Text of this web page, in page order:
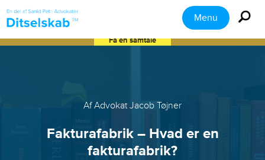
Menu
Af Advokat Jacob Tøjner
Fakturafabrik – Hvad er en
fakturafabrik?
Få en samtale